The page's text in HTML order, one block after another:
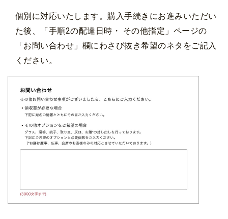
個別に対応いたします。購入手続きにお進みいただい
た後、「手順2の配達日時・ その他指定」ページの
「お問い合わせ」欄にわさび抜き希望のネタをご記入
ください。